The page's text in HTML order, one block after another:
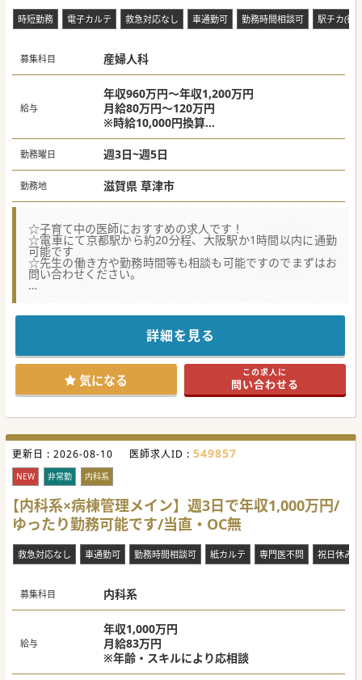
時短勤務 電子カルテ 救急対応なし 車通勤可 勤務時間相談可 駅チカ(徒
募集科目 産婦人科
給与
年収960万円～年収1,200万円
月給80万円～120万円
※時給10,000円換算
※働き方により異なる
勤務曜日 週3日~週5日
勤務地 滋賀県 草津市
☆子育て中の医師におすすめの求人です！
☆電車にて京都駅から約20分程、大阪駅か1時間以内に通勤
可能です
☆先生の働き方や勤務時間等も相談も可能ですのでまずはお
問い合わせください。
☆福利厚生なども高水準で用意されており、働きやすい環境
スタッフの離職もほとんどございません。
☆女性スタッフが活躍されている医療機関です
詳細を見る
気になる この求人に
問い合わせる
更新日 : 2026-08-10 医師求人ID : 549857
NEW 非常勤 内科系
【内科系×病棟管理メイン】週3日で年収1,000万円/
ゆったり勤務可能です/当直・OC無
救急対応なし 車通勤可 勤務時間相談可 紙カルテ 専門医不問 祝日休み
募集科目 内科系
給与
年収1,000万円
月給83万円
※年齢・スキルにより応相談